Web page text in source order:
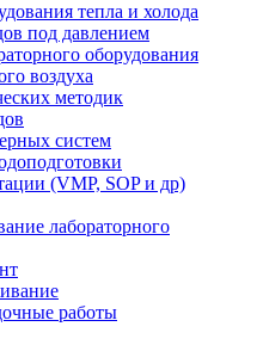
тепла и холода
под давлением
оборудования
воздуха
методик
систем
(VMP, SOP и др)
лабораторного
работы